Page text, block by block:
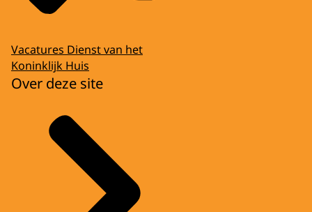
Vacatures Dienst van het
Koninklijk Huis
Over deze site